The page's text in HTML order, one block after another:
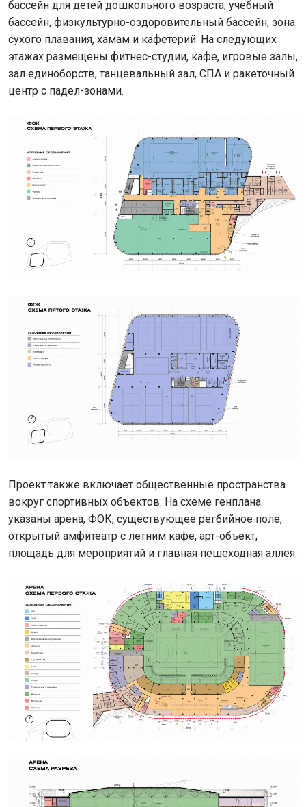
бассейн для детей дошкольного возраста, учебный
бассейн, физкультурно-оздоровительный бассейн, зона
сухого плавания, хамам и кафетерий. На следующих
этажах размещены фитнес-студии, кафе, игровые залы,
зал единоборств, танцевальный зал, СПА и ракеточный
центр с падел-зонами.
Проект также включает общественные пространства
вокруг спортивных объектов. На схеме генплана
указаны арена, ФОК, существующее регбийное поле,
открытый амфитеатр с летним кафе, арт-объект,
площадь для мероприятий и главная пешеходная аллея.